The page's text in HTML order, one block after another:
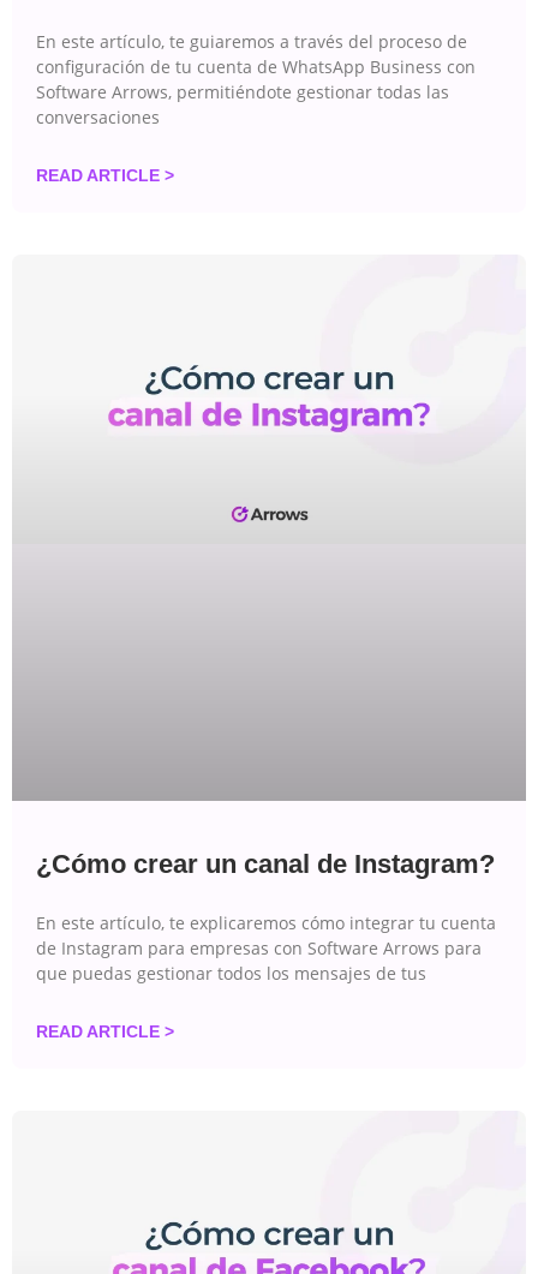
En este artículo, te guiaremos a través del proceso de
configuración de tu cuenta de WhatsApp Business con
Software Arrows, permitiéndote gestionar todas las
conversaciones
READ ARTICLE >
¿Cómo crear un canal de Instagram?
En este artículo, te explicaremos cómo integrar tu cuenta
de Instagram para empresas con Software Arrows para
que puedas gestionar todos los mensajes de tus
READ ARTICLE >